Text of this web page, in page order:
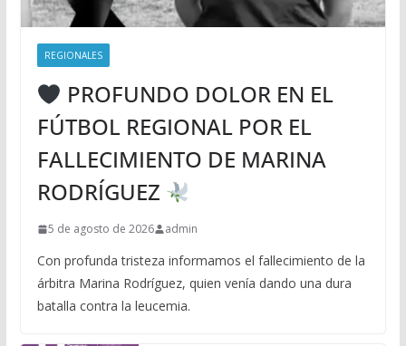
REGIONALES
PROFUNDO DOLOR EN EL
FÚTBOL REGIONAL POR EL
FALLECIMIENTO DE MARINA
RODRÍGUEZ
5 de agosto de 2026 admin
Con profunda tristeza informamos el fallecimiento de la
árbitra Marina Rodríguez, quien venía dando una dura
batalla contra la leucemia.